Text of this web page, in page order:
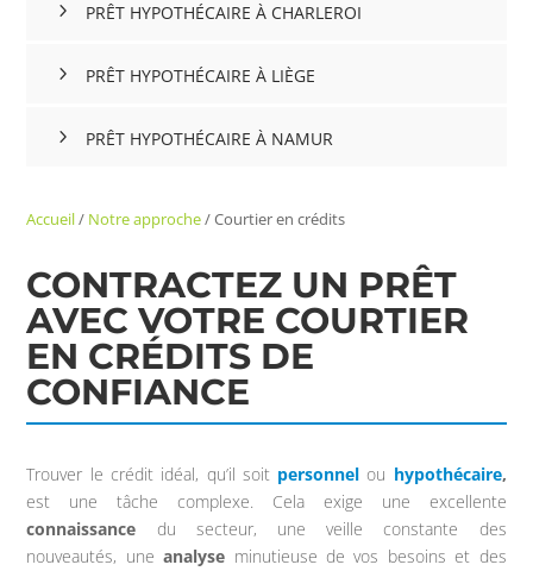
PRÊT HYPOTHÉCAIRE À CHARLEROI
PRÊT HYPOTHÉCAIRE À LIÈGE
PRÊT HYPOTHÉCAIRE À NAMUR
Accueil/ Notre approche/Courtier en crédits
CONTRACTEZ UN PRÊT
AVEC VOTRE COURTIER
EN CRÉDITS DE
CONFIANCE
Trouver le crédit idéal, qu’il soit personnel ou hypothécaire,
est une tâche complexe. Cela exige une excellente
connaissance du secteur, une veille constante des
nouveautés, uneanalyse minutieuse de vos besoins et des